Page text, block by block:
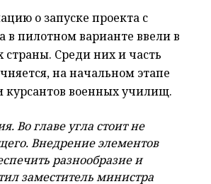
о запуске проекта с
в пилотном варианте ввели в
страны. Среди них и часть
на начальном этапе
курсантов военных училищ.
Во главе угла стоит не
Внедрение элементов
разнообразие и
заместитель министра